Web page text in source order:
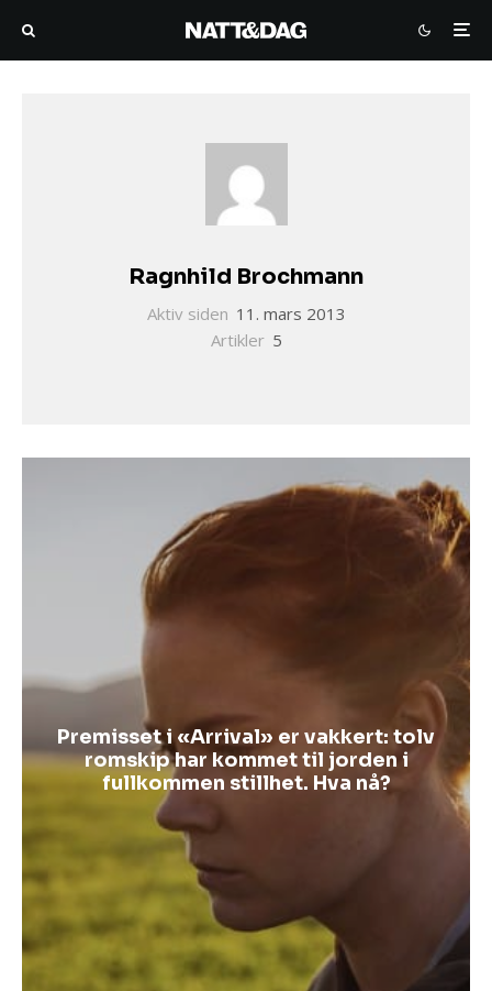
Ragnhild Brochmann
Aktiv siden 11. mars 2013
Artikler 5
Premisset i «Arrival» er vakkert: tolv
romskip har kommet til jorden i
fullkommen stillhet. Hva nå?